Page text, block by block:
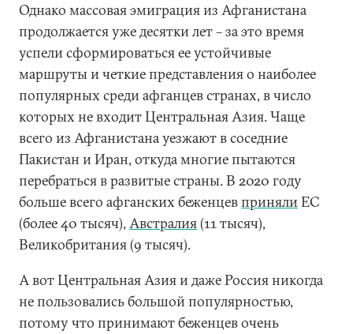
Однако массовая эмиграция из Афганистана
продолжается уже десятки лет – за это время
успели сформироваться ее устойчивые
маршруты и четкие представления о наиболее
популярных среди афганцев странах, в число
которых не входит Центральная Азия. Чаще
всего из Афганистана уезжают в соседние
Пакистан и Иран, откуда многие пытаются
перебраться в развитые страны. В 2020 году
больше всего афганских беженцевпринялиЕС
(более 40 тысяч), Австралия(11 тысяч),
Великобритания (9 тысяч).
А вот Центральная Азия и даже Россия никогда
не пользовались большой популярностью,
потому что принимают беженцев очень